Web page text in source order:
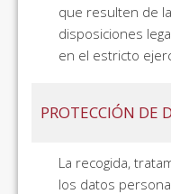
que resulten de
disposiciones
en el estricto
PROTECCIÓN DE
La recogida,
los datos